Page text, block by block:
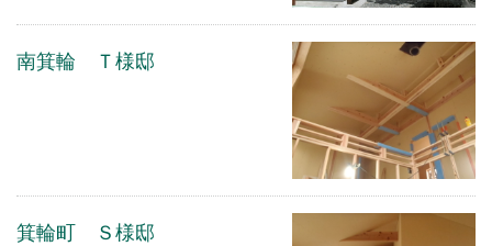
南箕輪 Ｔ様邸
箕輪町 Ｓ様邸